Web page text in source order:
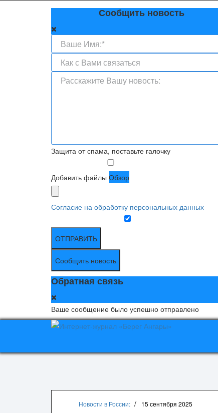
Сообщить новость
Защита от спама, поставьте галочку
Добавить файлы Обзор
Согласие на обработку персональных данных
ОТПРАВИТЬ
Сообщить новость
Обратная связь
Ваше сообщение было успешно отправлено
Новости в России: 15 сентября 2025